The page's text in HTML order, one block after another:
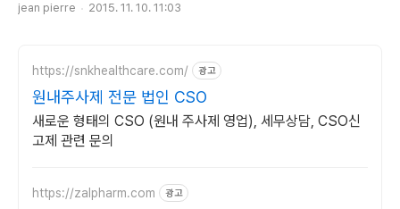
jean pierre 2015. 11. 10. 11:03
https://snkhealthcare.com/ 광고
원내주사제 전문 법인 CSO
새로운 형태의 CSO (원내 주사제 영업), 세무상담, CSO신
고제 관련 문의
https://zalpharm.com 광고